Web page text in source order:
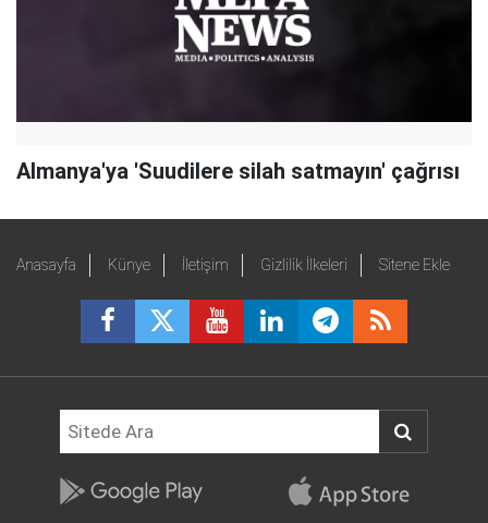
Almanya'ya 'Suudilere silah satmayın' çağrısı
Anasayfa Künye İletişim Gizlilik İlkeleri Sitene Ekle